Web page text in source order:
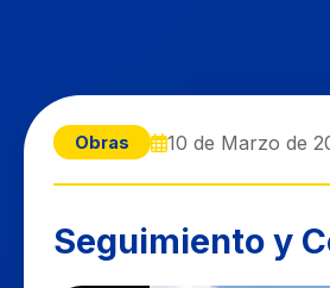
Obras 10 de Marzo de
Seguimiento y